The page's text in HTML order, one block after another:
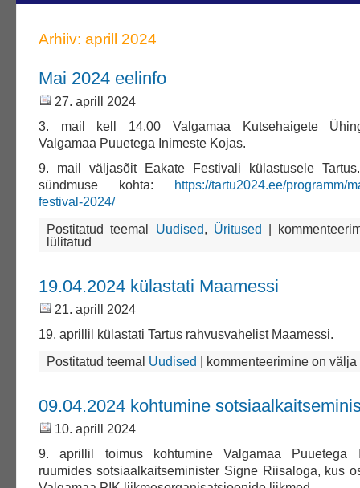
Arhiiv: aprill 2024
Mai 2024 eelinfo
27. aprill 2024
3. mail kell 14.00 Valgamaa Kutsehaigete
Valgamaa Puuetega Inimeste Kojas.
9. mail väljasõit Eakate Festivali külastusele
sündmuse kohta: https://tartu2024.ee/programm/
festival-2024/
Postitatud teemal Uudised, Üritused |
Mai
2024
lülitatud
19.04.2024 külastati Maamessi
21. aprill 2024
19. aprillil külastati Tartus rahvusvahelist Maamessi.
Postitatud teemal Uudised | 19.04.2024
külastati
kommenteerimine on
09.04.2024 kohtumine
10. aprill 2024
9. aprillil toimus kohtumine Valgamaa Puuetega
ruumides sotsiaalkaitseminister Signe Riisaloga, kus